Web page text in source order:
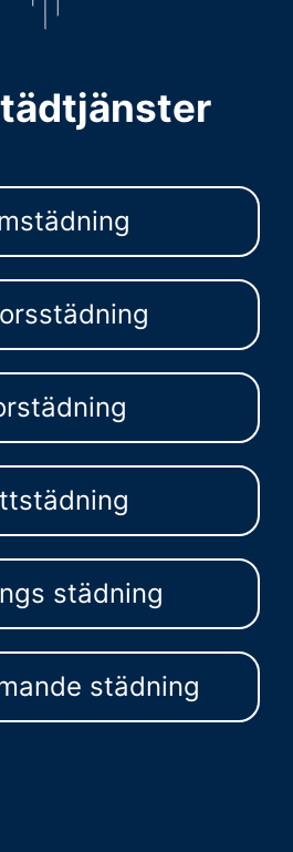
städning
städning